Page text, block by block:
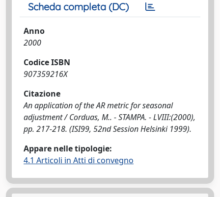
Scheda completa (DC)
Anno
2000
Codice ISBN
907359216X
Citazione
An application of the AR metric for seasonal
adjustment / Corduas, M.. - STAMPA. - LVIII:(2000),
pp. 217-218. (ISI99, 52nd Session Helsinki 1999).
Appare nelle tipologie:
4.1 Articoli in Atti di convegno